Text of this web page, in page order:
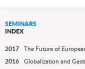
SEMINARS
INDEX
2017 The Future of
2016 Globalization and